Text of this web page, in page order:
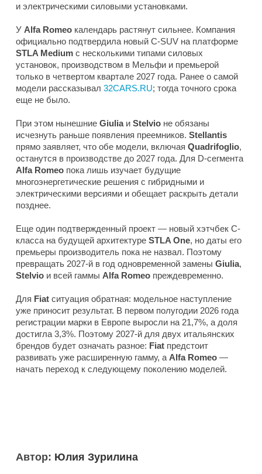
и электрическими силовыми установками.
У Alfa Romeo календарь растянут сильнее. Компания
официально подтвердила новый C-SUV на платформе
STLA Medium с несколькими типами силовых
установок, производством в Мельфи и премьерой
только в четвертом квартале 2027 года. Ранее о самой
модели рассказывал 32CARS.RU; тогда точного срока
еще не было.
При этом нынешние Giuliaи Stelvio не обязаны
исчезнуть раньше появления преемников. Stellantis
прямо заявляет, что обе модели, включая Quadrifoglio,
останутся в производстве до 2027 года. Для D-сегмента
Alfa Romeo пока лишь изучает будущие
многоэнергетические решения с гибридными и
электрическими версиями и обещает раскрыть детали
позднее.
Еще один подтвержденный проект — новый хэтчбек C-
класса на будущей архитектуре STLA One, но даты его
премьеры производитель пока не назвал. Поэтому
превращать 2027-й в год одновременной замены Giulia,
Stelvio и всей гаммы Alfa Romeo преждевременно.
Для Fiat ситуация обратная: модельное наступление
уже приносит результат. В первом полугодии 2026 года
регистрации марки в Европе выросли на 21,7%, а доля
достигла 3,3%. Поэтому 2027-й для двух итальянских
брендов будет означать разное: Fiat предстоит
развивать уже расширенную гамму, а Alfa Romeo —
начать переход к следующему поколению моделей.
Автор: Юлия Зурилина